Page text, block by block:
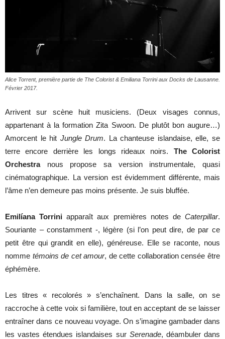
Alice Torrent, première partie de The Colorist & Emiliana Torrini aux Docks de Lausanne.
Février 2017.
Arrivent sur scène huit musiciens. (Deux visages connus,
appartenant à la formation Zita Swoon. De plutôt bon augure…)
Amorcent le hit Jungle Drum. La chanteuse islandaise, elle, se
terre encore derrière les longs rideaux noirs. The Colorist
Orchestranous propose sa version instrumentale, quasi
cinématographique. La version est évidemment différente, mais
l’âme n’en demeure pas moins présente. Je suis bluffée.
Emilíana Torrini apparaît aux premières notes deCaterpillar.
Souriante – constamment -, légère (si l’on peut dire, de par ce
petit être qui grandit en elle), généreuse. Elle se raconte, nous
nomme témoins de cet amour, de cette collaboration censée être
éphémère.
Les titres « recolorés » s’enchaînent. Dans la salle, on se
raccroche à cette voix si familière, tout en acceptant de se laisser
entraîner dans ce nouveau voyage. On s’imagine gambader dans
les vastes étendues islandaises sur Serenade, déambuler dans